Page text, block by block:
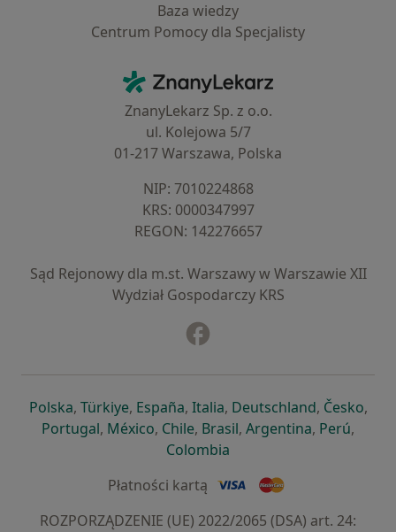
Baza wiedzy
Centrum Pomocy dla Specjalisty
ZnanyLekarz - Strona główna
ZnanyLekarz Sp. z o.o.
ul. Kolejowa 5/7
01-217 Warszawa, Polska
NIP: ⁠7010224868
KRS: ⁠0000347997
REGON: ⁠142276657
Sąd Rejonowy dla m.st. Warszawy w Warszawie XII
Wydział Gospodarczy KRS
Polskaotwiera się w nowej karcie
, Türkiyeotwiera się w nowej karcie
, Españaotwiera się w nowej karcie
, Italiaotwiera się w nowej
, Deutschlandotwiera się
, Česko,
Portugalotwiera się w nowej karcie
, Méxicootwiera się w nowej karcie
, Chileotwiera się w nowej karcie
, Brasilotwiera się w nowej
, Argentinaotwiera się
, Perú,
Colombia
Płatności kartą
ROZPORZĄDZENIE (UE) 2022/2065 (DSA) art. 24: